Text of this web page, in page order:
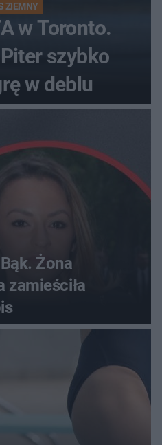
ZIEMNY
w Toronto.
szybko
w deblu
Żona
zamieściła